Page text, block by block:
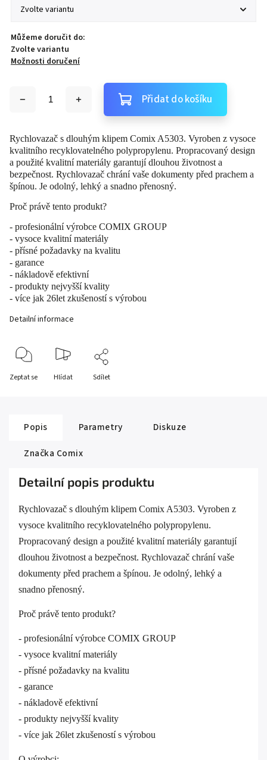
Můžeme doručit do:
Zvolte variantu
Možnosti doručení
Přidat do košíku
Rychlovazač s dlouhým klipem Comix A5303. Vyroben z vysoce
kvalitního recyklovatelného polypropylenu. Propracovaný design
a použité kvalitní materiály garantují dlouhou životnost a
bezpečnost. Rychlovazač chrání vaše dokumenty před prachem a
špínou. Je odolný, lehký a snadno přenosný.
Proč právě tento produkt?
- profesionální výrobce COMIX GROUP
- vysoce kvalitní materiály
- přísné požadavky na kvalitu
- garance
- nákladově efektivní
- produkty nejvyšší kvality
- více jak 26let zkušeností s výrobou
Detailní informace
Zeptat se Hlídat Sdílet
Popis Parametry
Diskuze
Značka Comix
Detailní popis produktu
Rychlovazač s dlouhým klipem Comix A5303. Vyroben z
vysoce kvalitního recyklovatelného polypropylenu.
Propracovaný design a použité kvalitní materiály garantují
dlouhou životnost a bezpečnost. Rychlovazač chrání vaše
dokumenty před prachem a špínou. Je odolný, lehký a
snadno přenosný.
Proč právě tento produkt?
- profesionální výrobce COMIX GROUP
- vysoce kvalitní materiály
- přísné požadavky na kvalitu
- garance
- nákladově efektivní
- produkty nejvyšší kvality
- více jak 26let zkušeností s výrobou